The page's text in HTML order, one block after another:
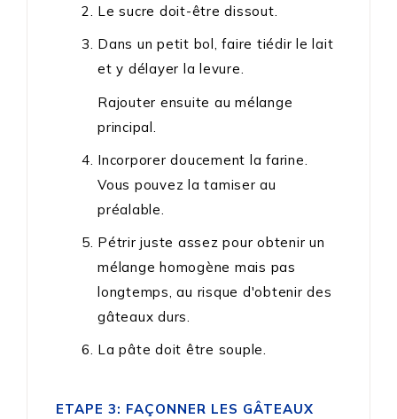
Le sucre doit-être dissout.
Dans un petit bol, faire tiédir le lait
et y délayer la levure.
Rajouter ensuite au mélange
principal.
Incorporer doucement la farine.
Vous pouvez la tamiser au
préalable.
Pétrir juste assez pour obtenir un
mélange homogène mais pas
longtemps, au risque d'obtenir des
gâteaux durs.
La pâte doit être souple.
ETAPE 3: FAÇONNER LES GÂTEAUX